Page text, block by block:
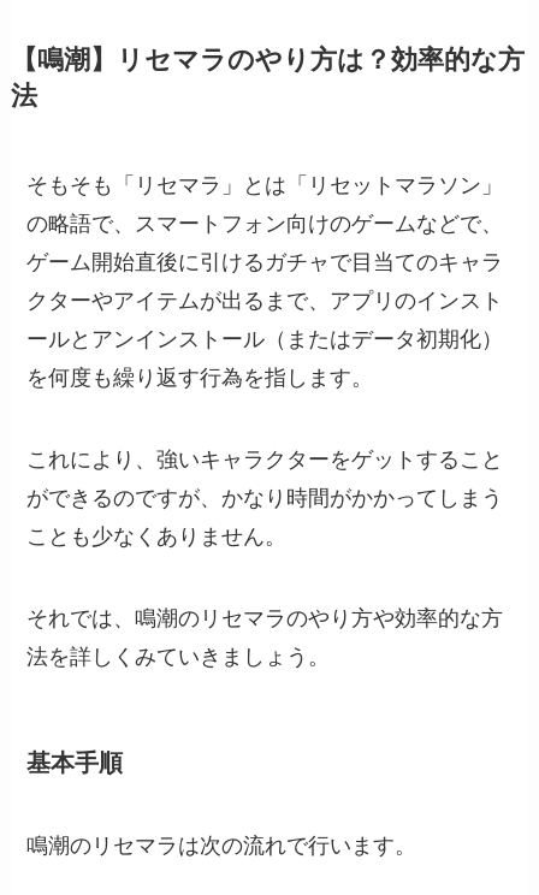
【鳴潮】リセマラのやり方は？効率的な方
法
そもそも「リセマラ」とは「リセットマラソン」
の略語で、スマートフォン向けのゲームなどで、
ゲーム開始直後に引けるガチャで目当てのキャラ
クターやアイテムが出るまで、アプリのインスト
ールとアンインストール（またはデータ初期化）
を何度も繰り返す行為を指します。
これにより、強いキャラクターをゲットすること
ができるのですが、かなり時間がかかってしまう
ことも少なくありません。
それでは、鳴潮のリセマラのやり方や効率的な方
法を詳しくみていきましょう。
基本手順
鳴潮のリセマラは次の流れで行います。